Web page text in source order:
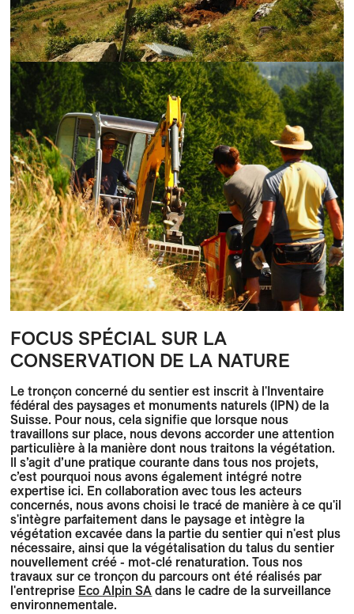
FOCUS SPÉCIAL SUR LA
CONSERVATION DE LA NATURE
Le tronçon concerné du sentier est inscrit à l'Inventaire
fédéral des paysages et monuments naturels (IPN) de la
Suisse. Pour nous, cela signifie que lorsque nous
travaillons sur place, nous devons accorder une attention
particulière à la manière dont nous traitons la végétation.
Il s’agit d’une pratique courante dans tous nos projets,
c’est pourquoi nous avons également intégré notre
expertise ici. En collaboration avec tous les acteurs
concernés, nous avons choisi le tracé de manière à ce qu'il
s'intègre parfaitement dans le paysage et intègre la
végétation excavée dans la partie du sentier qui n'est plus
nécessaire, ainsi que la végétalisation du talus du sentier
nouvellement créé - mot-clé renaturation. Tous nos
travaux sur ce tronçon du parcours ont été réalisés par
l'entreprise Eco Alpin SA dans le cadre de la surveillance
environnementale.